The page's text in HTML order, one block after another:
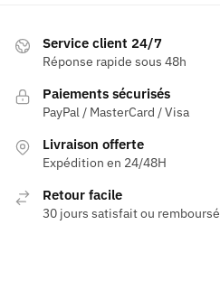
sur
la
du
produit
Service client 24/7
Réponse rapide sous 48h
Paiements sécurisés
PayPal / MasterCard / Visa
Livraison offerte
Expédition en 24/48H
Retour facile
30 jours satisfait ou remboursé